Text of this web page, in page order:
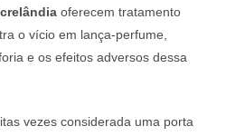
oferecem tratamento
o vício em lança-perfume,
e os efeitos adversos dessa
vezes considerada uma porta